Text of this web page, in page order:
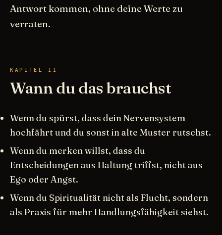
Antwort kommen, ohne deine Werte zu
verraten.
KAPITEL II
Wann du das brauchst
Wenn du spürst, dass dein Nervensystem
hochfährt und du sonst in alte Muster rutschst.
Wenn du merken willst, dass du
Entscheidungen aus Haltung triffst, nicht aus
Ego oder Angst.
Wenn du Spiritualität nicht als Flucht, sondern
als Praxis für mehr Handlungsfähigkeit siehst.